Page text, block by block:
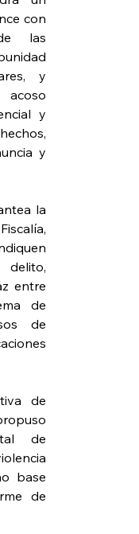
con
las
y
acoso
y
y
la
entre
de
de
de
de
base
de